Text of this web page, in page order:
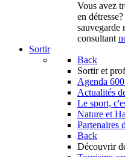
Vous avez
en
sauvegarde
consultant
Sortir
Back
Sortir et
Agenda
Actualités
Le sport,
Nature et
Partenaires
Back
Découvrir